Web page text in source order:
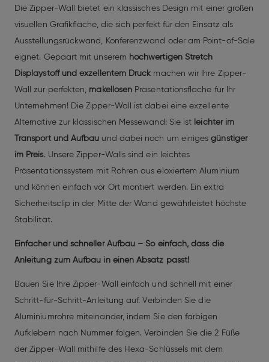
Die Zipper-Wall bietet ein klassisches Design mit einer großen
visuellen Grafikfläche, die sich perfekt für den Einsatz als
Ausstellungsrückwand, Konferenzwand oder am Point-of-Sale
eignet. Gepaart mit unserem hochwertigen Stretch
Displaystoff und exzellentem Druck machen wir Ihre Zipper-
Wall zur perfekten, makellosen Präsentationsfläche für Ihr
Unternehmen! Die Zipper-Wall ist dabei eine exzellente
Alternative zur klassischen Messewand: Sie ist leichter im
Transport und Aufbau und dabei noch um einigesgünstiger
im Preis. Unsere Zipper-Walls sind ein leichtes
Präsentationssystem mit Rohren aus eloxiertem Aluminium
und können einfach vor Ort montiert werden. Ein extra
Sicherheitsclip in der Mitte der Wand gewährleistet höchste
Stabilität.
Einfacher und schneller Aufbau – So einfach, dass die
Anleitung zum Aufbau in einen Absatz passt!
Bauen Sie Ihre Zipper-Wall einfach und schnell mit einer
Schritt-für-Schritt-Anleitung auf. Verbinden Sie die
Aluminiumrohre miteinander, indem Sie den farbigen
Aufklebern nach Nummer folgen. Verbinden Sie die 2 Füße
der Zipper-Wall mithilfe des Hexa-Schlüssels mit dem